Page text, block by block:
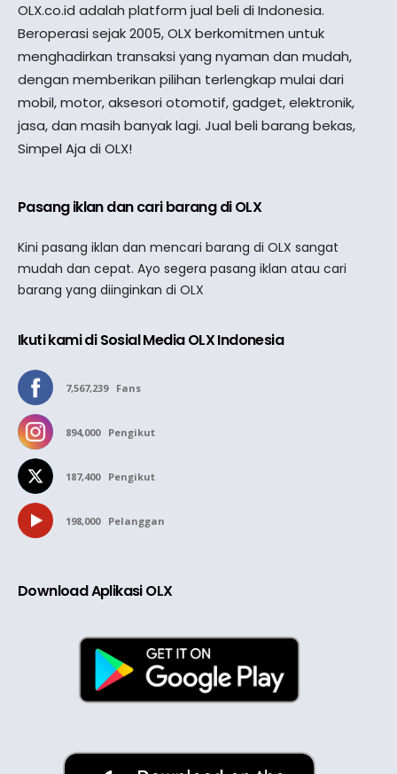
OLX.co.id adalah platform jual beli di Indonesia.
Beroperasi sejak 2005, OLX berkomitmen untuk
menghadirkan transaksi yang nyaman dan mudah,
dengan memberikan pilihan terlengkap mulai dari
mobil, motor, aksesori otomotif, gadget, elektronik,
jasa, dan masih banyak lagi. Jual beli barang bekas,
Simpel Aja di OLX!
Pasang iklan dan cari barang di OLX
Kini pasang iklan dan mencari barang di OLX sangat
mudah dan cepat. Ayo segera pasang iklan atau cari
barang yang diinginkan di OLX
Ikuti kami di Sosial Media OLX Indonesia
7,567,239 Fans
894,000 Pengikut
187,400 Pengikut
198,000 Pelanggan
Download Aplikasi OLX